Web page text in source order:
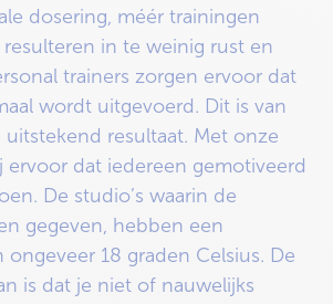
dosering, méér trainingen
in te weinig rust en
trainers zorgen ervoor dat
wordt uitgevoerd. Dit is van
uitstekend resultaat. Met onze
ervoor dat iedereen gemotiveerd
De studio’s waarin de
gegeven, hebben een
18 graden Celsius. De
is dat je niet of nauwelijks